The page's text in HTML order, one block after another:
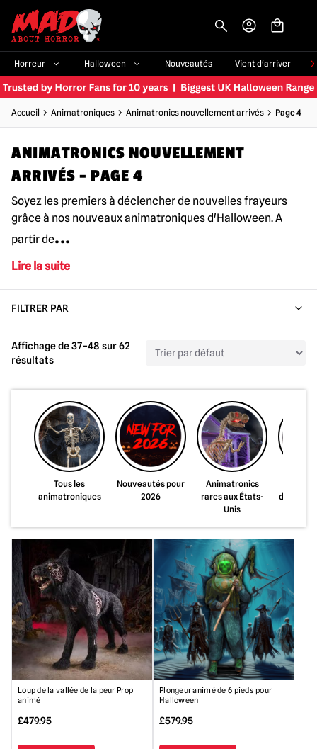
Horreur Halloween Nouveautés Vient d'arriver
Accueil Animatroniques Animatronics nouvellement arrivés Page 4
ANIMATRONICS NOUVELLEMENT
ARRIVÉS - PAGE 4
Soyez les premiers à déclencher de nouvelles frayeurs
grâce à nos nouveaux animatroniques d'Halloween. A
partir de...
Lire la suite
FILTRER PAR
Affichage de 37–48 sur 62
résultats
Tous les
animatroniques
Nouveautés pour
2026
Animatronics
rares aux États-
Unis
Loup de la vallée de la peur Prop
animé
£479.95
Plongeur animé de 6 pieds pour
Halloween
£579.95